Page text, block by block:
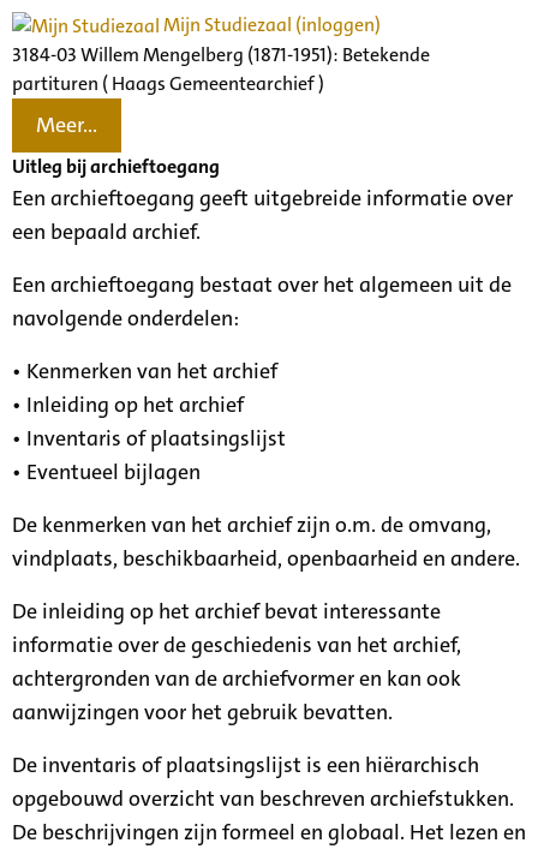
Mijn Studiezaal (inloggen)
3184-03 Willem Mengelberg (1871-1951): Betekende
partituren ( Haags Gemeentearchief )
Meer...
Uitleg bij archieftoegang
Een archieftoegang geeft uitgebreide informatie over
een bepaald archief.
Een archieftoegang bestaat over het algemeen uit de
navolgende onderdelen:
• Kenmerken van het archief
• Inleiding op het archief
• Inventaris of plaatsingslijst
• Eventueel bijlagen
De kenmerken van het archief zijn o.m. de omvang,
vindplaats, beschikbaarheid, openbaarheid en andere.
De inleiding op het archief bevat interessante
informatie over de geschiedenis van het archief,
achtergronden van de archiefvormer en kan ook
aanwijzingen voor het gebruik bevatten.
De inventaris of plaatsingslijst is een hiërarchisch
opgebouwd overzicht van beschreven archiefstukken.
De beschrijvingen zijn formeel en globaal. Het lezen en